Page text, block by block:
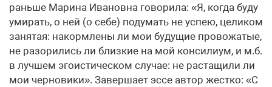
раньше Марина Ивановна говорила: «Я, когда буду
умирать, о ней (о себе) подумать не успею, целиком
занятая: накормлены ли мои будущие провожатые,
не разорились ли близкие на мой консилиум, и м.б.
в лучшем эгоистическом случае: не растащили ли
мои черновики». Завершает эссе автор жестко: «С